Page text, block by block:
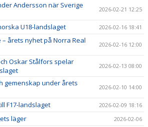
Andersson när Sverige
2026-02-21 12:25
U18-landslaget 2026-02-16 18:41
årets nyhet på Norra Real
2026-02-16 12:00
Oskar Stålfors spelar
2026-02-13 08:00
gemenskap under årets
2026-02-10 14:00
F17-landslaget 2026-02-09 18:16
läger 2026-02-06